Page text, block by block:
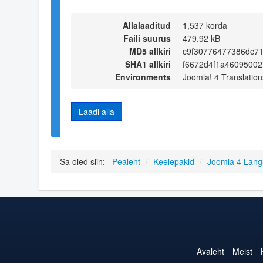
Allalaaditud
1,537 korda
Faili suurus
479.92 kB
MD5 allkiri
SHA1 allkiri
Environments
Joomla! 4
Laadi alla
Sa oled siin: Pealeht / Keelepakid / Joomla 4
Avaleht Meist